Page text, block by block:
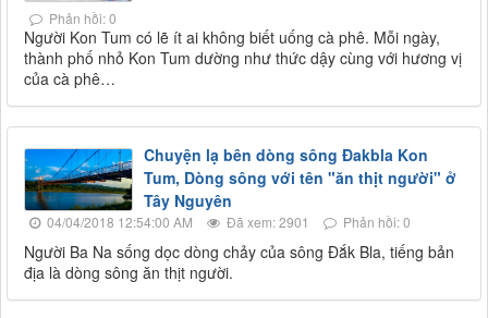
Phản hồi: 0
​Người Kon Tum có lẽ ít ai không biết uống cà phê. Mỗi ngày,
thành phố nhỏ Kon Tum dường như thức dậy cùng với hương vị
của cà phê…
Chuyện lạ bên dòng sông Đakbla Kon
Tum, Dòng sông với tên "ăn thịt người" ở
Tây Nguyên
04/04/2018 12:54:00 AM Đã xem: 2901 Phản hồi: 0
Người Ba Na sống dọc dòng chảy của sông Đắk Bla, tiếng bản
địa là dòng sông ăn thịt người.